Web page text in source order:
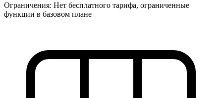
Ограничения: Нет бесплатного тарифа, ограниченные
функции в базовом плане